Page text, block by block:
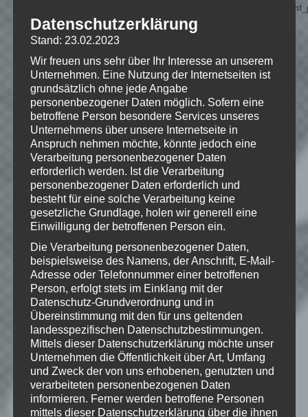
http://www.gog.com/game/
Musik im Intro:
http://www.teknoaxe.com
Vielen Dank für die Erlaubnis 🙂
©2015 CD PROJEKT S.A. ALL RIGHTS
RESERVED - The Witcher® is a
trademark of CD PROJEKT S. A. The
Witcher game © CD PROJEKT S. A. All
rights reserved. The Witcher game is
based on a novel by Andrzej Sapkowski.
All other copyrights and trademarks are
the property of their respective owners.
Wie gefällt dir dieser Beitrag?
Klicke hier und lasse
eine Bewertung da!
Schreibe einen Kommentar
Deine E-Mail-Adresse wird nicht
veröffentlicht. Erforderliche Felder
Datenschutzerklärung
Stand: 23.02.2023
Wir freuen uns sehr über Ihr Interesse an unserem
Unternehmen. Eine Nutzung der Internetseiten ist
grundsätzlich ohne jede Angabe
personenbezogener Daten möglich. Sofern eine
betroffene Person besondere Services unseres
Unternehmens über unsere Internetseite in
Anspruch nehmen möchte, könnte jedoch eine
Verarbeitung personenbezogener Daten
erforderlich werden. Ist die Verarbeitung
personenbezogener Daten erforderlich und
besteht für eine solche Verarbeitung keine
gesetzliche Grundlage, holen wir generell eine
Einwilligung der betroffenen Person ein.
Die Verarbeitung personenbezogener Daten,
beispielsweise des Namens, der Anschrift, E-Mail-
Adresse oder Telefonnummer einer betroffenen
Person, erfolgt stets im Einklang mit der
Datenschutz-Grundverordnung und in
Übereinstimmung mit den für uns geltenden
landesspezifischen Datenschutzbestimmungen.
Mittels dieser Datenschutzerklärung möchte unser
Unternehmen die Öffentlichkeit über Art, Umfang
und Zweck der von uns erhobenen, genutzten und
verarbeiteten personenbezogenen Daten
informieren. Ferner werden betroffene Personen
mittels dieser Datenschutzerklärung über die ihnen